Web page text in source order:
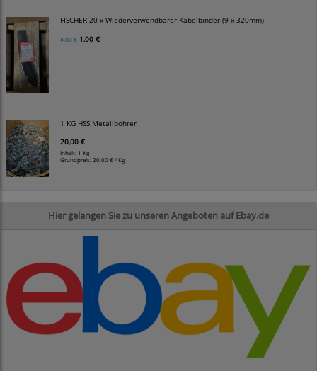
FISCHER 20 x Wiederverwendbarer Kabelbinder (9 x 320mm)
4,00 € 1,00 €
1 KG HSS Metallbohrer
20,00 €
Inhalt: 1 Kg
Grundpreis: 20,00 € / Kg
Hier gelangen Sie zu unseren Angeboten auf Ebay.de